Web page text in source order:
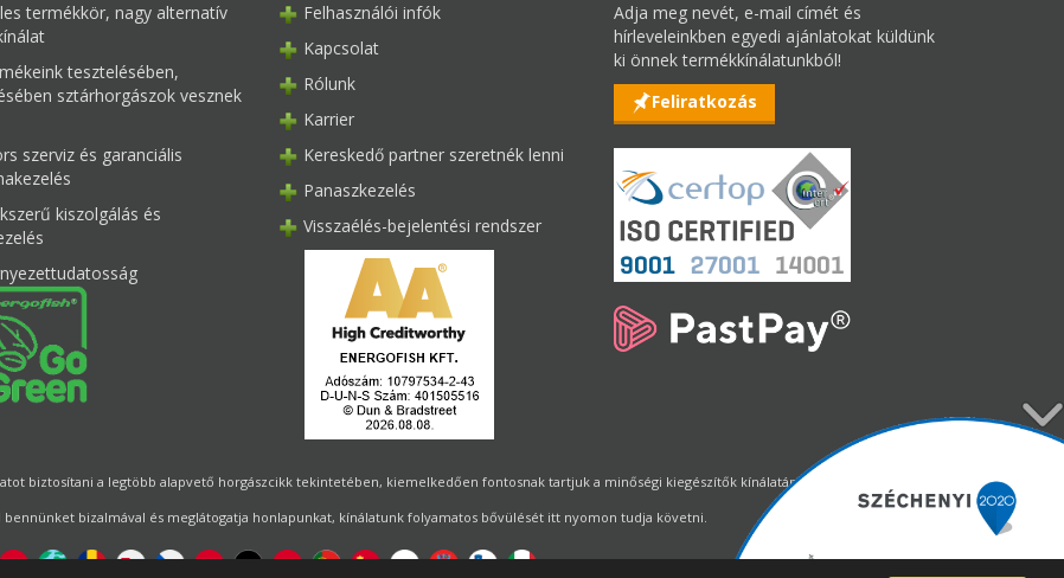
termékkör, nagy alternatív
tesztelésében,
sztárhorgászok vesznek
szerviz és garanciális
kiszolgálás és
Felhasználói infók
Kapcsolat
Rólunk
Karrier
Kereskedő partner szeretnék lenni
Panaszkezelés
Visszaélés-bejelentési rendszer
Adja meg nevét, e-mail címét és
hírleveleinkben egyedi ajánlatokat küldünk
ki önnek termékkínálatunkból!
Feliratkozás
biztosítani a legtöbb alapvető horgászcikk tekintetében, kiemelkedően fontosnak tartjuk a minőségi kiegészítők kínálatának állandó biztosítását.
bennünket bizalmával és meglátogatja honlapunkat, kínálatunk folyamatos bővülését itt nyomon tudja követni.